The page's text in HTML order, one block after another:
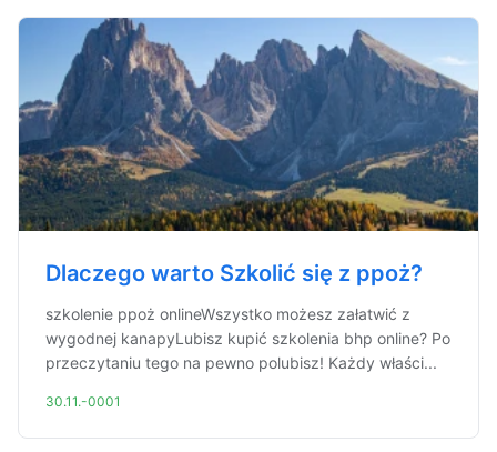
Dlaczego warto Szkolić się z ppoż?
szkolenie ppoż onlineWszystko możesz załatwić z
wygodnej kanapyLubisz kupić szkolenia bhp online? Po
przeczytaniu tego na pewno polubisz! Każdy właści...
30.11.-0001